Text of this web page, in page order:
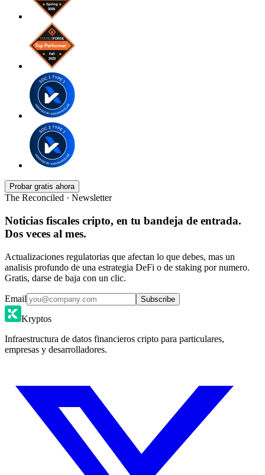
Probar gratis ahora
The Reconciled · Newsletter
Noticias fiscales cripto, en tu bandeja de entrada.
Dos veces al mes.
Actualizaciones regulatorias que afectan lo que debes, mas un
analisis profundo de una estrategia DeFi o de staking por numero.
Gratis, darse de baja con un clic.
Email Subscribe
Kryptos
Infraestructura de datos financieros cripto para particulares,
empresas y desarrolladores.